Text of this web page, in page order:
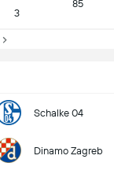
3
85
Schalke 04
Dinamo Zagreb